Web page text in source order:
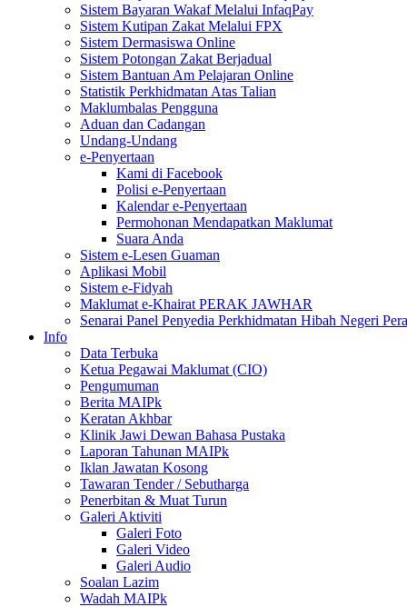
Sistem Bayaran Wakaf Melalui InfaqPay
Sistem Kutipan Zakat Melalui FPX
Sistem Dermasiswa Online
Sistem Potongan Zakat Berjadual
Sistem Bantuan Am Pelajaran Online
Statistik Perkhidmatan Atas Talian
Maklumbalas Pengguna
Aduan dan Cadangan
Undang-Undang
e-Penyertaan
Kami di Facebook
Polisi e-Penyertaan
Kalendar e-Penyertaan
Permohonan Mendapatkan Maklumat
Suara Anda
Sistem e-Lesen Guaman
Aplikasi Mobil
Sistem e-Fidyah
Maklumat e-Khairat PERAK JAWHAR
Senarai Panel Penyedia Perkhidmatan Hibah Negeri
Info
Data Terbuka
Ketua Pegawai Maklumat (CIO)
Pengumuman
Berita MAIPk
Keratan Akhbar
Klinik Jawi Dewan Bahasa Pustaka
Laporan Tahunan MAIPk
Iklan Jawatan Kosong
Tawaran Tender / Sebutharga
Penerbitan & Muat Turun
Galeri Aktiviti
Galeri Foto
Galeri Video
Galeri Audio
Soalan Lazim
Wadah MAIPk